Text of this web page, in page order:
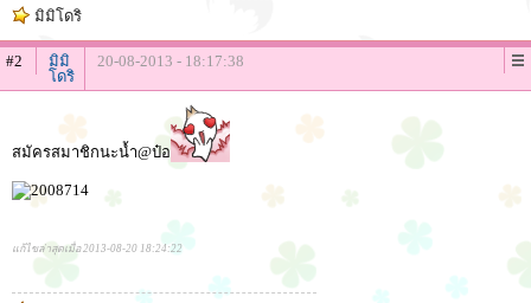
มิมิโดริ
#2
มิมิ
โดริ
20-08-2013 - 18:17:38
สมัครสมาชิกนะน้ำ@ป๋อ
แก้ไขล่าสุดเมื่อ 2013-08-20 18:24:22